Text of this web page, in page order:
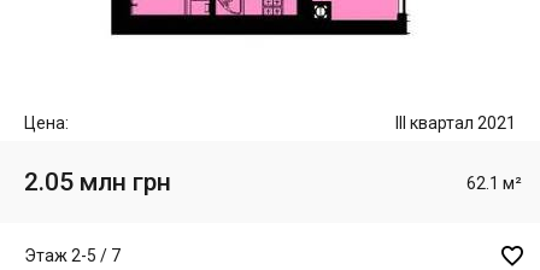
Цена: III квартал 2021
2.05 млн грн 62.1 м²
Этаж 2-5 / 7 